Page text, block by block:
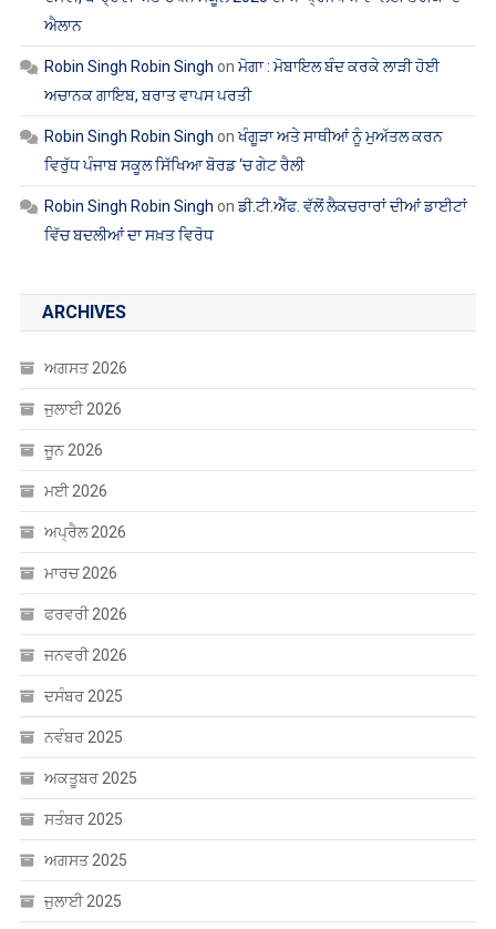
ਐਲਾਨ
Robin Singh Robin Singh on ਮੋਗਾ : ਮੋਬਾਇਲ ਬੰਦ ਕਰਕੇ ਲਾੜੀ ਹੋਈ
ਅਚਾਨਕ ਗਾਇਬ, ਬਰਾਤ ਵਾਪਸ ਪਰਤੀ
Robin Singh Robin Singh onਖੰਗੂੜਾ ਅਤੇ ਸਾਥੀਆਂ ਨੂੰ ਮੁਅੱਤਲ ਕਰਨ
ਵਿਰੁੱਧ ਪੰਜਾਬ ਸਕੂਲ ਸਿੱਖਿਆ ਬੋਰਡ ‘ਚ ਗੇਟ ਰੈਲੀ
Robin Singh Robin Singh onਡੀ.ਟੀ.ਐੱਫ. ਵੱਲੋਂ ਲੈਕਚਰਾਰਾਂ ਦੀਆਂ ਡਾਈਟਾਂ
ਵਿੱਚ ਬਦਲੀਆਂ ਦਾ ਸਖ਼ਤ ਵਿਰੋਧ
ARCHIVES
ਅਗਸਤ 2026
ਜੁਲਾਈ 2026
ਜੂਨ 2026
ਮਈ 2026
ਅਪ੍ਰੈਲ 2026
ਮਾਰਚ 2026
ਫਰਵਰੀ 2026
ਜਨਵਰੀ 2026
ਦਸੰਬਰ 2025
ਨਵੰਬਰ 2025
ਅਕਤੂਬਰ 2025
ਸਤੰਬਰ 2025
ਅਗਸਤ 2025
ਜੁਲਾਈ 2025